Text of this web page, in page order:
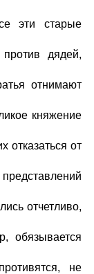
эти старые
дядей,
отнимают
княжение
отказаться от
отчетливо,
обязывается
не